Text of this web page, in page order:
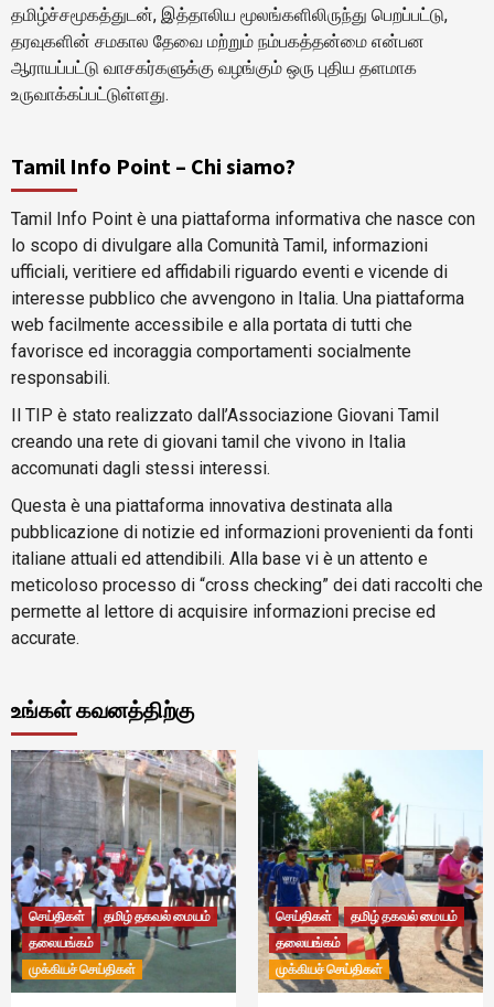
தமிழ்ச்சமூகத்துடன், இத்தாலிய மூலங்களிலிருந்து பெறப்பட்டு,
தரவுகளின் சமகால தேவை மற்றும் நம்பகத்தன்மை என்பன
ஆராயப்பட்டு வாசகர்களுக்கு வழங்கும் ஒரு புதிய தளமாக
உருவாக்கப்பட்டுள்ளது.
Tamil Info Point – Chi siamo?
Tamil Info Point è una piattaforma informativa che nasce con
lo scopo di divulgare alla Comunità Tamil, informazioni
ufficiali, veritiere ed affidabili riguardo eventi e vicende di
interesse pubblico che avvengono in Italia. Una piattaforma
web facilmente accessibile e alla portata di tutti che
favorisce ed incoraggia comportamenti socialmente
responsabili.
Il TIP è stato realizzato dall’Associazione Giovani Tamil
creando una rete di giovani tamil che vivono in Italia
accomunati dagli stessi interessi.
Questa è una piattaforma innovativa destinata alla
pubblicazione di notizie ed informazioni provenienti da fonti
italiane attuali ed attendibili. Alla base vi è un attento e
meticoloso processo di “cross checking” dei dati raccolti che
permette al lettore di acquisire informazioni precise ed
accurate.
உங்கள் கவனத்திற்கு
செய்திகள்
தமிழ் தகவல் மையம்
தலையங்கம்
முக்கியச் செய்திகள்
செய்திகள்
தமிழ் தகவல் மையம்
தலையங்கம்
முக்கியச் செய்திகள்